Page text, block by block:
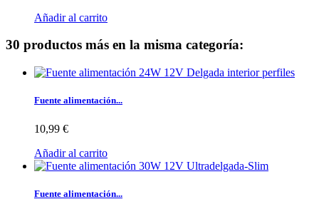
Añadir al carrito
30 productos más en la misma categoría:
Fuente alimentación...
10,99 €
Añadir al carrito
Fuente alimentación...